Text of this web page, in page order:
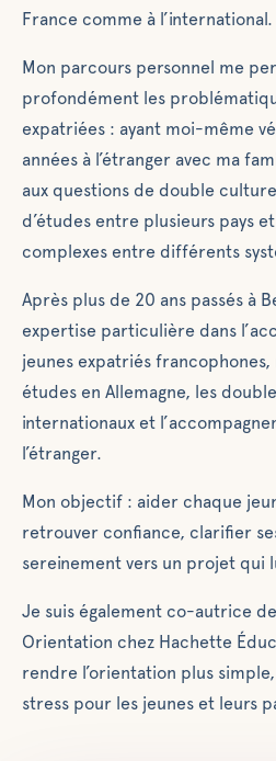
France comme à l’international.
Mon parcours personnel me
profondément les
expatriées : ayant moi-même
années à l’étranger avec ma
aux questions de double
d’études entre plusieurs pays
complexes entre différents
Après plus de 20 ans passés à
expertise particulière dans
jeunes expatriés
études en Allemagne, les
internationaux et
l’étranger.
Mon objectif : aider chaque
retrouver confiance, clarifier
sereinement vers un projet qui
Je suis également co-autrice
Orientation chez Hachette
rendre l’orientation plus
stress pour les jeunes et leurs